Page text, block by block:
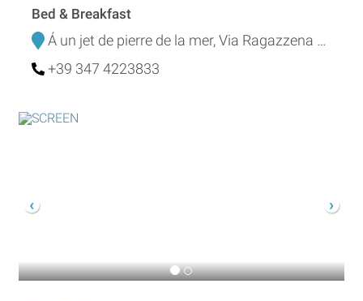
Bed & Breakfast
Á un jet de pierre de la mer, Via Ragazzena 88
+39 347 4223833